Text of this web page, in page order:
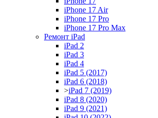
iPhone 17 Air
iPhone 17 Pro
iPhone 17 Pro Max
Ремонт iPad
iPad 2
iPad 3
iPad 4
iPad 5 (2017)
iPad 6 (2018)
>iPad 7 (2019)
iPad 8 (2020)
iPad 9 (2021)